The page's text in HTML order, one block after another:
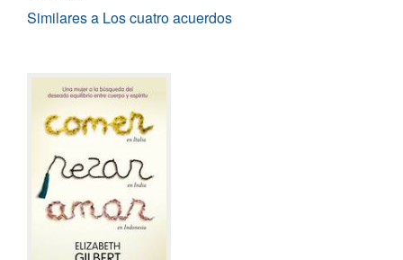
Similares a Los cuatro acuerdos